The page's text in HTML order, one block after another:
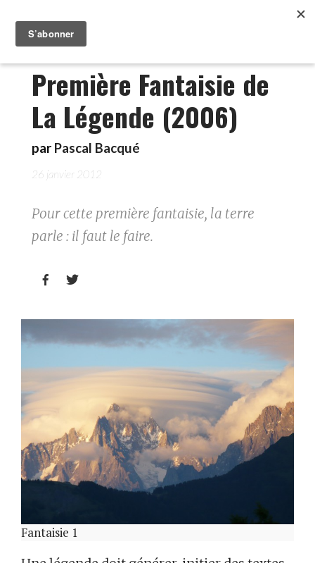
Première Fantaisie de
La Légende (2006)
par Pascal Bacqué
26 janvier 2012
Pour cette première fantaisie, la terre
parle : il faut le faire.
 
Fantaisie 1